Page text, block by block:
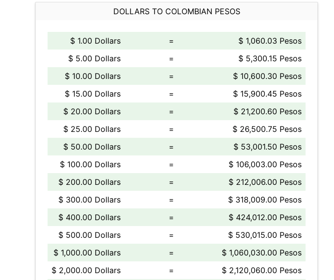
DOLLARS TO COLOMBIAN PESOS
$ 1.00 Dollars =
$ 1,060.03 Pesos
$ 5.00 Dollars
=
$ 5,300.15 Pesos
$ 10.00 Dollars
=
$ 10,600.30 Pesos
$ 15.00 Dollars
=
$ 15,900.45 Pesos
$ 20.00 Dollars
=
$ 21,200.60 Pesos
$ 25.00 Dollars
=
$ 26,500.75 Pesos
$ 50.00 Dollars
=
$ 53,001.50 Pesos
$ 100.00 Dollars
=
$ 106,003.00 Pesos
$ 200.00 Dollars
=
$ 212,006.00 Pesos
$ 300.00 Dollars
=
$ 318,009.00 Pesos
$ 400.00 Dollars
=
$ 424,012.00 Pesos
$ 500.00 Dollars
=
$ 530,015.00 Pesos
$ 1,000.00 Dollars
=
$ 1,060,030.00 Pesos
$ 2,000.00 Dollars
= $ 2,120,060.00 Pesos